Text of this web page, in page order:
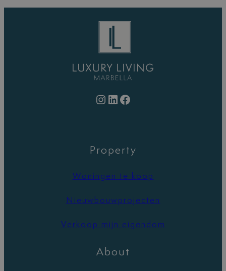
Instagram LinkedIn Facebook
Property
Woningen te koop
Nieuwbouwprojecten
Verkoop mijn eigendom
About